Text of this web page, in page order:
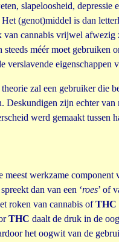
slapeloosheid, depressie
(genot)middel is dan
cannabis vrijwel afwezig
steeds méér moet gebruiken
verslavende eigenschappen
zal een gebruiker die
Deskundigen zijn echter van
werd gemaakt tussen
werkzame component
dan van een ‘roes’ of
roken van cannabis ofTHC
THC daalt de druk in de
het oogwit van de